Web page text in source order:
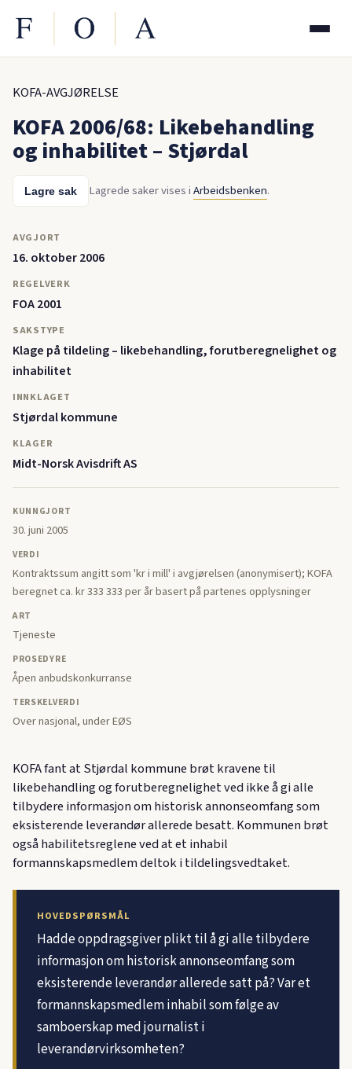
KOFA-AVGJØRELSE
KOFA 2006/68: Likebehandling
og inhabilitet – Stjørdal
Lagre sak Lagrede saker vises iArbeidsbenken.
AVGJORT
16. oktober 2006
REGELVERK
FOA 2001
SAKSTYPE
Klage på tildeling – likebehandling, forutberegnelighet og
inhabilitet
INNKLAGET
Stjørdal kommune
KLAGER
Midt-Norsk Avisdrift AS
KUNNGJORT
30. juni 2005
VERDI
Kontraktssum angitt som 'kr i mill' i avgjørelsen (anonymisert); KOFA
beregnet ca. kr 333 333 per år basert på partenes opplysninger
ART
Tjeneste
PROSEDYRE
Åpen anbudskonkurranse
TERSKELVERDI
Over nasjonal, under EØS
KOFA fant at Stjørdal kommune brøt kravene til
likebehandling og forutberegnelighet ved ikke å gi alle
tilbydere informasjon om historisk annonseomfang som
eksisterende leverandør allerede besatt. Kommunen brøt
også habilitetsreglene ved at et inhabil
formannskapsmedlem deltok i tildelingsvedtaket.
HOVEDSPØRSMÅL
Hadde oppdragsgiver plikt til å gi alle tilbydere
informasjon om historisk annonseomfang som
eksisterende leverandør allerede satt på? Var et
formannskapsmedlem inhabil som følge av
samboerskap med journalist i
leverandørvirksomheten?